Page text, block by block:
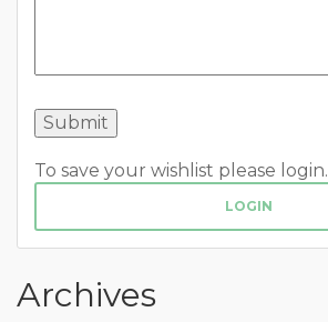
To save your wishlist please login.
LOGIN
Archives